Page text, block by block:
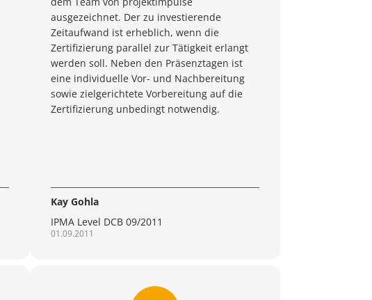
ausgezeichnet. Der zu investierende
Zeitaufwand ist erheblich, wenn die
Zertifizierung parallel zur Tätigkeit erlangt
werden soll. Neben den Präsenztagen ist
eine individuelle Vor- und Nachbereitung
sowie zielgerichtete Vorbereitung auf die
Zertifizierung unbedingt notwendig.
Kay Gohla
IPMA Level DCB 09/2011
01.09.2011